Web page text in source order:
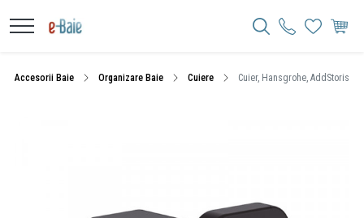
Accesorii Baie Organizare Baie Cuiere Cuier, Hansgrohe, AddStoris,